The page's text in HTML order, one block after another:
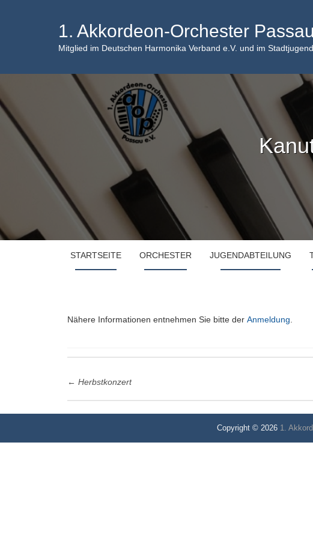
1. Akkordeon-Orchester
Mitglied im Deutschen Harmonika Verband e.V. und im
STARTSEITE ORCHESTER JUGENDABTEILUNG
Nähere Informationen entnehmen Sie bitte der Anmeldung
navigation
← Herbstkonzert
Copyright © 2026 1.